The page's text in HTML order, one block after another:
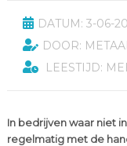
DATUM: 3-06-
DOOR:
LEESTIJD:
In bedrijven waar niet
regelmatig met de